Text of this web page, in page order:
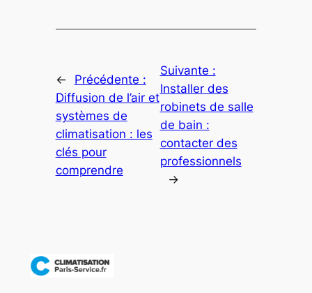
←
Précédente :
Diffusion de l’air et
systèmes de
climatisation : les
clés pour
comprendre
Suivante :
Installer des
robinets de salle
de bain :
contacter des
professionnels
→